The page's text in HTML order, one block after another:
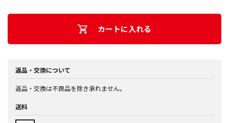
カートに入れる
返品・交換について
返品・交換は不良品を除き承れません。
送料